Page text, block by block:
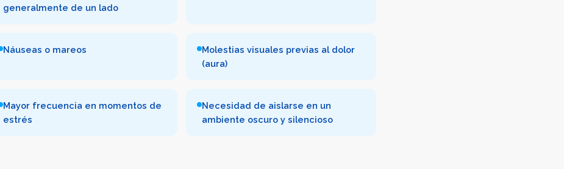
generalmente de un lado
Náuseas o mareos
Molestias visuales previas al dolor
(aura)
Mayor frecuencia en momentos de
estrés
Necesidad de aislarse en un
ambiente oscuro y silencioso